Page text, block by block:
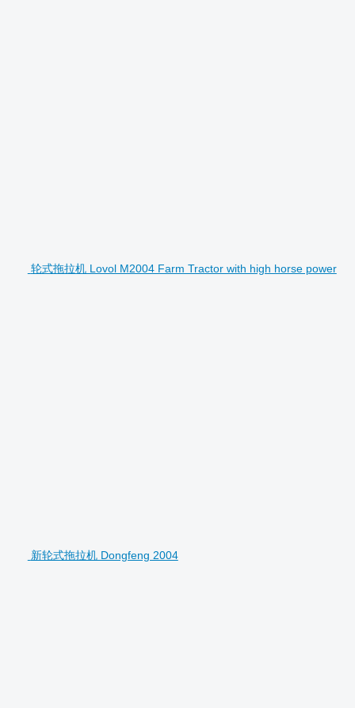
轮式拖拉机 Lovol M2004 Farm Tractor with high horse power
新轮式拖拉机 Dongfeng 2004